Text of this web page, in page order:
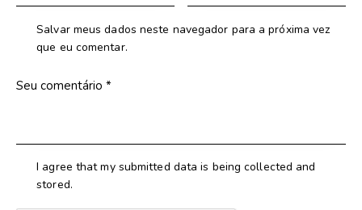
Salvar meus dados neste navegador para a próxima vez
que eu comentar.
I agree that my submitted data is being collected and
stored.